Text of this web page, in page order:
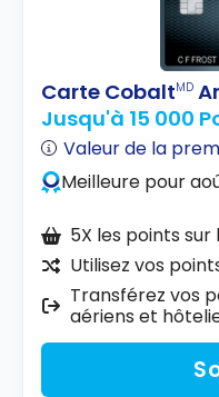
Carte CobaltMD
Jusqu'à 15 000
Valeur de la
Meilleure pour
5X les points
Utilisez vos
Transférez vos
aériens et